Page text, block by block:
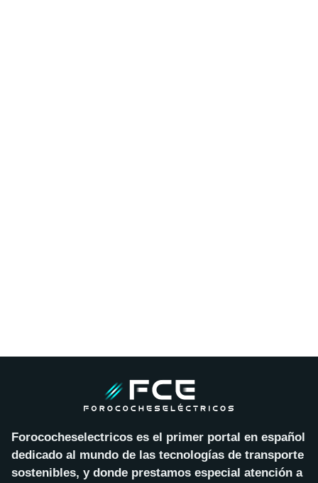
Forococheselectricos es el primer portal en español
dedicado al mundo de las tecnologías de transporte
sostenibles, y donde prestamos especial atención a